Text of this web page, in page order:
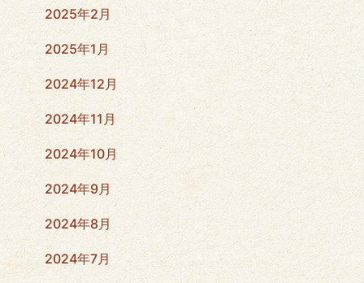
2025年2月
2025年1月
2024年12月
2024年11月
2024年10月
2024年9月
2024年8月
2024年7月